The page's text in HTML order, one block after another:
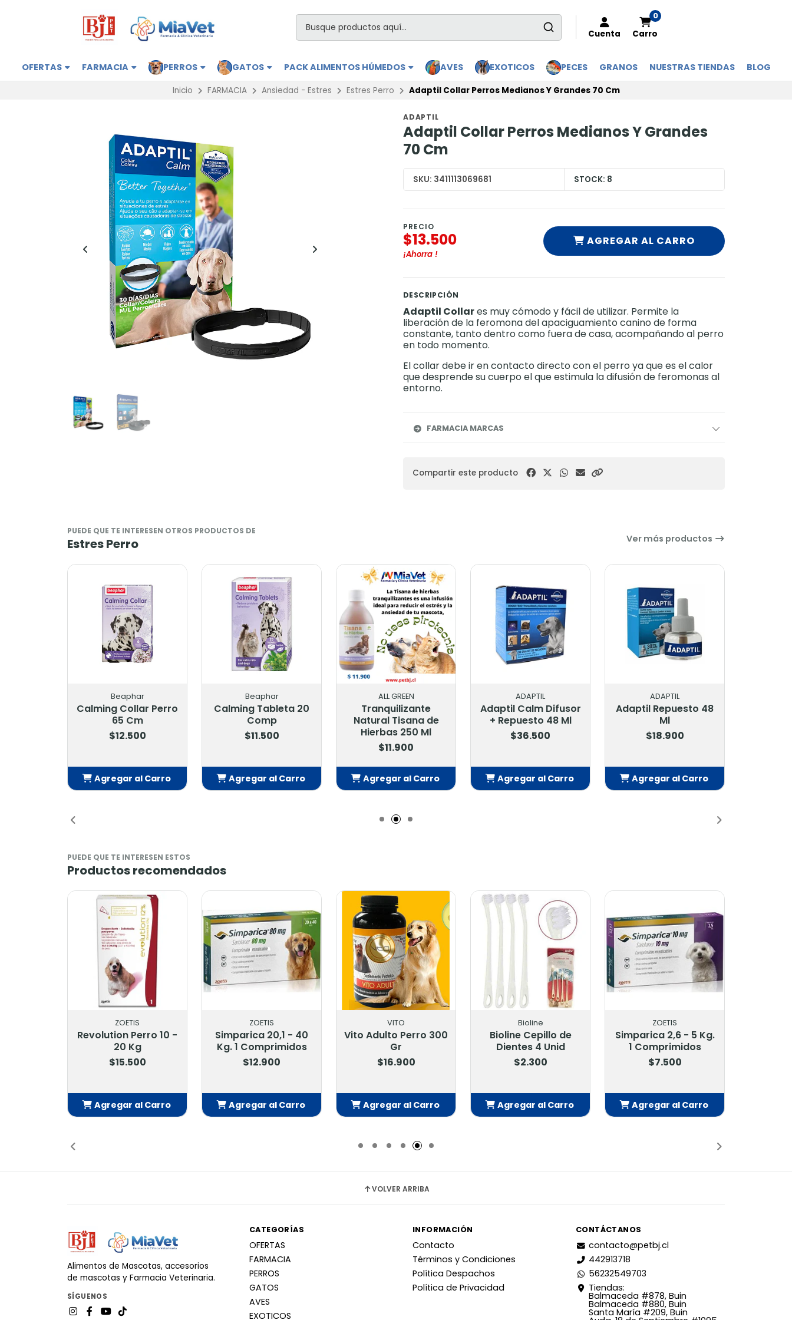
Cuenta
0
Carro
OFERTAS FARMACIA PERROS GATOS PACK ALIMENTOS HÚMEDOS AVES EXOTICOS PECES GRANOS NUESTRAS TIENDAS BLOG
Inicio FARMACIA Ansiedad - Estres Estres Perro Adaptil Collar Perros Medianos Y Grandes 70 Cm
ADAPTIL
Adaptil Collar Perros Medianos Y Grandes
70 Cm
SKU: 3411113069681 STOCK: 8
PRECIO
$13.500
¡Ahorra !
AGREGAR AL CARRO
DESCRIPCIÓN
Adaptil Collares muy cómodo y fácil de utilizar. Permite la
liberación de la feromona del apaciguamiento canino de forma
constante, tanto dentro como fuera de casa, acompañando al perro
en todo momento.
El collar debe ir en contacto directo con el perro ya que es el calor
que desprende su cuerpo el que estimula la difusión de feromonas al
entorno.
FARMACIA MARCAS
Compartir este producto
PUEDE QUE TE INTERESEN OTROS PRODUCTOS DE
Estres Perro Ver más productos
Beaphar
Calming Collar Perro
65 Cm
$12.500
Agregar al Carro
Beaphar
Calming Tableta 20
Comp
$11.500
Agregar al Carro
ALL GREEN
Tranquilizante
Natural Tisana de
Hierbas 250 Ml
$11.900
Agregar al Carro
ADAPTIL
Adaptil Calm Difusor
+ Repuesto 48 Ml
$36.500
Agregar al Carro
ADAPTIL
Adaptil Repuesto 48
Ml
$18.900
Agregar al Carro
PUEDE QUE TE INTERESEN ESTOS
Productos recomendados
ZOETIS
Revolution Perro 10 -
20 Kg
$15.500
Agregar al Carro
ZOETIS
Simparica 20,1 - 40
Kg. 1 Comprimidos
$12.900
Agregar al Carro
VITO
Vito Adulto Perro 300
Gr
$16.900
Agregar al Carro
Bioline
Bioline Cepillo de
Dientes 4 Unid
$2.300
Agregar al Carro
ZOETIS
Simparica 2,6 - 5 Kg.
1 Comprimidos
$7.500
Agregar al Carro
VOLVER ARRIBA
Alimentos de Mascotas, accesorios
de mascotas y Farmacia Veterinaria.
SÍGUENOS
CATEGORÍAS
OFERTAS
FARMACIA
PERROS
GATOS
AVES
EXOTICOS
INFORMACIÓN
Contacto
Términos y Condiciones
Política Despachos
Política de Privacidad
CONTÁCTANOS
contacto@petbj.cl
442913718
56232549703
Tiendas:
Balmaceda #878, Buin
Balmaceda #880, Buin
Santa María #209, Buin